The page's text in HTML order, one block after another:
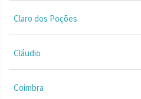
Claro dos Poções
Cláudio
Coimbra